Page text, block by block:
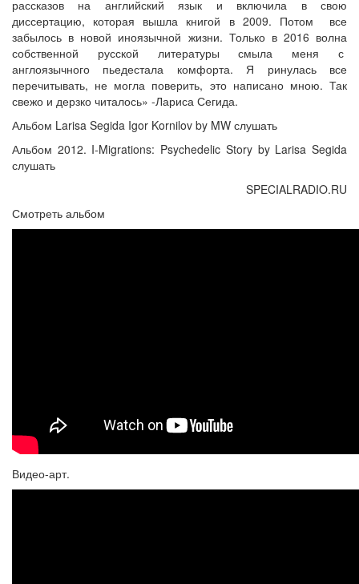
рассказов на английский язык и включила в свою
диссертацию, которая вышла книгой в 2009. Потом все
забылось в новой иноязычной жизни. Только в 2016 волна
собственной русской литературы смыла меня с
англоязычного пьедестала комфорта. Я ринулась все
перечитывать, не могла поверить, это написано мною. Так
свежо и дерзко читалось» -Лариса Сегида.
Альбом Larisa Segida Igor Kornilov by MW слушать
Альбом 2012. I-Migrations: Psychedelic Story by Larisa Segida
слушать
SPECIALRADIO.RU
Смотреть альбом
Видео-арт.